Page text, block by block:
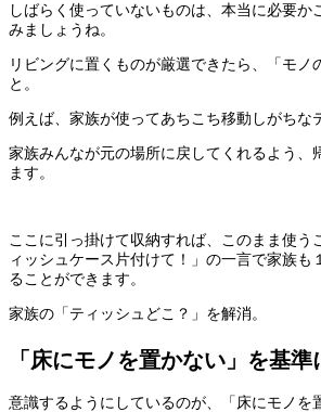
しばらく使っていないものは、本当に必要か
みましょうね。
リビングに置くものが厳選できたら、「モノ
と。
例えば、家族が使ってあちこち移動しがちな
家族みんなが元の場所に戻してくれるよう、
ます。
ここに引っ掛けて収納すれば、このまま使う
ィッシュケース片付けて！」の一言で家族も
ることができます。
家族の「ティッシュどこ？」を解消。
「床にモノを置かない」を基準
意識するようにしているのが、「床にモノを